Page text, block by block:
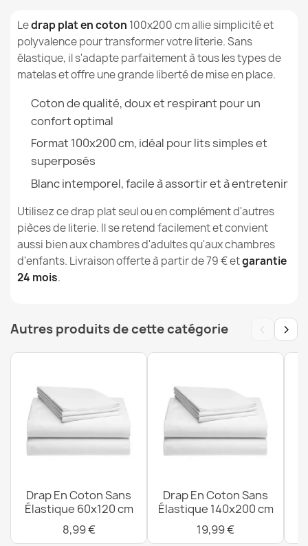
Drap En Coton Sans Élastique 180x220 cm
24,99 €
Drap En Coton Sans Élastique 60x120 cm
8,99 €
15,99 €
Drap En Coton Sans Élastique 70x140 cm
10,99 €
Drap En Coton Sans Élastique 140x200 cm
Références spécifiques
EAN13 5907500879080
MPN 3608
Ledrap plat en coton 100x200 cm allie simplicité et
polyvalence pour transformer votre literie. Sans
élastique, il s'adapte parfaitement à tous les types de
matelas et offre une grande liberté de mise en place.
Coton de qualité, doux et respirant pour un
confort optimal
Format 100x200 cm, idéal pour lits simples et
superposés
Blanc intemporel, facile à assortir et à entretenir
Utilisez ce drap plat seul ou en complément d'autres
pièces de literie. Il se retend facilement et convient
aussi bien aux chambres d'adultes qu'aux chambres
d'enfants. Livraison offerte à partir de 79 € etgarantie
24 mois.
Autres produits de cette catégorie ‹ ›
Drap En Coton Sans
Élastique 60x120 cm
8,99 €
Drap En Coton Sans
Élastique 140x200 cm
19,99 €